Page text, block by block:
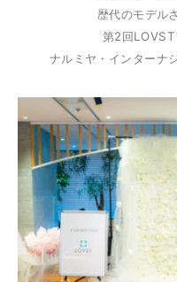
歴代のモデル
第2回LOVST
ナルミヤ・インターナ